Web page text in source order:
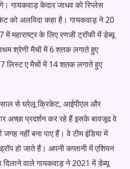
गायकवाड़ केदार जाधव को रिप्लेस
को अलविदा कहा है। गायकवाड़ ने 20
महाराष्ट्र के लिए रणजी ट्रॉफी में डेब्यू
श्रेणी मैचों में 6 शतक लगाते हुए
लिस्ट ए मैचों में 14 शतक लगाते हुए
से घरेलू क्रिकेट, आईपीएल और
अच्छा प्रदर्शन कर रहे हैं इसके बावजूद वे
नहीं बना पाए हैं। वे टीम इंडिया में
हो जाते हैं। अपनी कप्तानी में एशियन
वाले गायकवाड़ ने 2021 में डेब्यू